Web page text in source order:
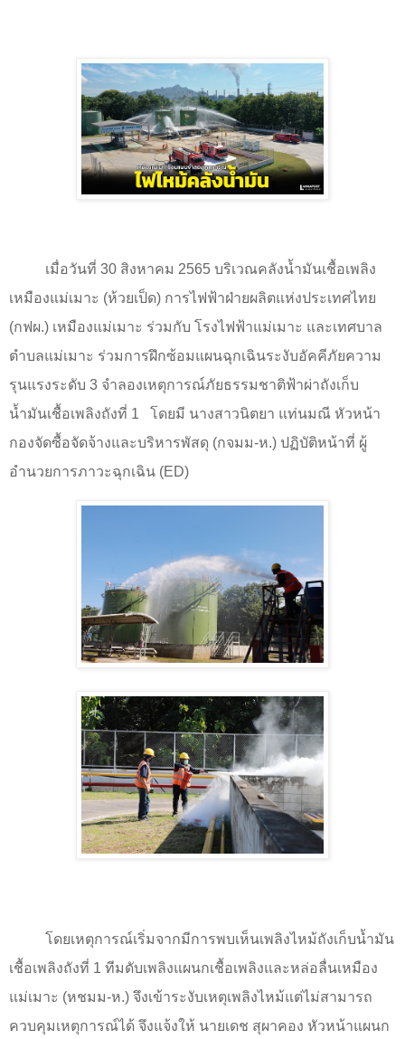
เมื่อวันที่ 30 สิงหาคม 2565 บริเวณคลังน้ำมันเชื้อเพลิง
เหมืองแม่เมาะ (ห้วยเป็ด) การไฟฟ้าฝ่ายผลิตแห่งประเทศไทย
(กฟผ.) เหมืองแม่เมาะ ร่วมกับ โรงไฟฟ้าแม่เมาะ และเทศบาล
ตำบลแม่เมาะ ร่วมการฝึกซ้อมแผนฉุกเฉินระงับอัคคีภัยความ
รุนแรงระดับ 3 จำลองเหตุการณ์ภัยธรรมชาติฟ้าผ่าถังเก็บ
น้ำมันเชื้อเพลิงถังที่ 1
โดยมี นางสาวนิตยา แท่นมณี หัวหน้า
กองจัดซื้อจัดจ้างและบริหารพัสดุ (กจมม-ห.) ปฏิบัติหน้าที่ ผู้
อำนวยการภาวะฉุกเฉิน (ED)
โดยเหตุการณ์เริ่มจากมีการพบเห็นเพลิงไหม้ถังเก็บน้ำมัน
เชื้อเพลิงถังที่ 1 ทีมดับเพลิงแผนกเชื้อเพลิงและหล่อลื่นเหมือง
แม่เมาะ (หชมม-ห.) จึงเข้าระงับเหตุเพลิงไหม้แต่ไม่สามารถ
ควบคุมเหตุการณ์ได้ จึงแจ้งให้ นายเดช สุผาคอง หัวหน้าแผนก